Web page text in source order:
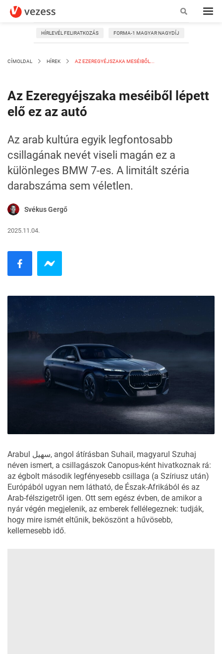
HÍRLEVÉL FELIRATKOZÁS FORMA-1 MAGYAR NAGYDÍJ
CÍMOLDAL HÍREK AZ EZEREGYÉJSZAKA MESÉIBŐL...
Az Ezeregyéjszaka meséiből lépett
elő ez az autó
Az arab kultúra egyik legfontosabb
csillagának nevét viseli magán ez a
különleges BMW 7-es. A limitált széria
darabszáma sem véletlen.
Svékus Gergő
2025.11.04.
Arabul سهيل, angol átírásban Suhail, magyarul Szuhaj
néven ismert, a csillagászok Canopus-ként hivatkoznak rá:
az égbolt második legfényesebb csillaga (a Szíriusz után)
Európából ugyan nem látható, de Észak-Afrikából és az
Arab-félszigetről igen. Ott sem egész évben, de amikor a
nyár végén megjelenik, az emberek fellélegeznek: tudják,
hogy mire ismét eltűnik, beköszönt a hűvösebb,
kellemesebb idő.